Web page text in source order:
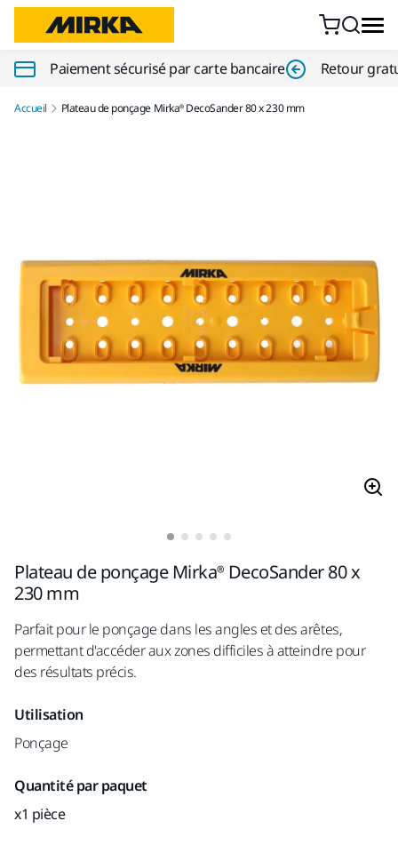
Paiement sécurisé par carte bancaire Retour
Accueil Plateau de ponçage Mirka® DecoSander 80 x 230 mm
Plateau de ponçage Mirka® DecoSander 80 x
230 mm
Parfait pour le ponçage dans les angles et des arêtes,
permettant d'accéder aux zones difficiles à atteindre pour
des résultats précis.
Utilisation
Ponçage
Quantité par paquet
x1 pièce